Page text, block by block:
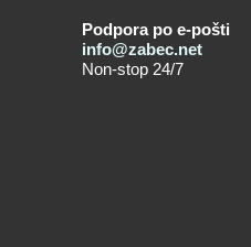
Podpora po e-pošti
info@zabec.net
Non-stop 24/7